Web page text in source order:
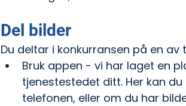
Del bilder
Du deltar i konkurransen på en av
Bruk appen - vi har laget en
tjenestestedet ditt. Her kan
telefonen, eller om du har